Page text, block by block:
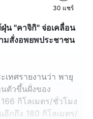
30 แชร์
น "คาจิกิ" จ่อเคลื่อน
มสั่งอพยพประชาชน
ทศรายงานว่า พายุ
ตัวขึ้นฝั่งของ
กิโลเมตร/ชั่วโมง
กถึง 180 กิโลเมตร/